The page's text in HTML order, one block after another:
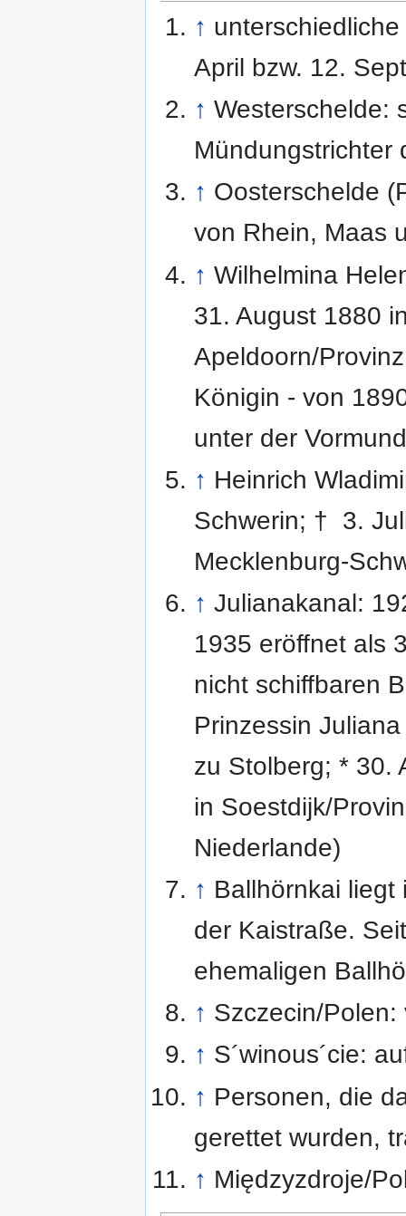
↑
April bzw. 12.
↑ Westerschelde:
Mündungstrichter
↑ Oosterschelde
von Rhein, Maas
↑ Wilhelmina
31. August 1880
Apeldoorn/
Königin - von
unter der
↑ Heinrich
Schwerin; † 3.
Mecklenburg-
↑ Julianakanal:
1935 eröffnet als
nicht schiffbaren
Prinzessin
zu Stolberg; * 30.
in Soestdijk/
Niederlande)
↑ Ballhörnkai liegt
der Kaistraße.
ehemaligen
↑ Szczecin/
↑ S´winous´cie:
↑ Personen, die
gerettet wurden,
↑ Międzyzdroje/